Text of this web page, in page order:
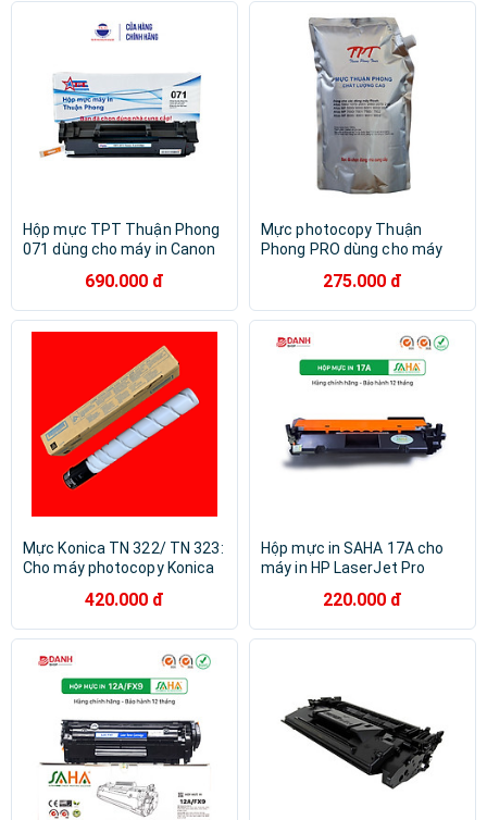
Hộp mực TPT Thuận Phong
071 dùng cho máy in Canon
270 series - Hàng Chính
Hãng
690.000 đ
Mực photocopy Thuận
Phong PRO dùng cho máy
2051/ 2060/ 2075/ MP
5500/ 6000/ 6001/ 6002/
7502/ 8000/ 8001/ 9001/
9002 - Hàng Chính Hãng
275.000 đ
Mực Konica TN 322/ TN 323:
Cho máy photocopy Konica
367 / 224 / 284 / 364 ( Hàng
nhập khẩu )
420.000 đ
Hộp mực in SAHA 17A cho
máy in HP LaserJet Pro
Hàng chính hãng
220.000 đ